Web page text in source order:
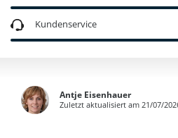
Kundenservice
Eigenen
Antje Eisenhauer
Zuletzt aktualisiert am 21/07/